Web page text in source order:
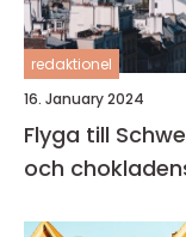
redaktionel
16. January 2024
Flyga till
och